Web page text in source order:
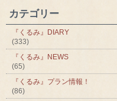
カテゴリー
『くるみ』DIARY
(333)
『くるみ』NEWS
(65)
『くるみ』プラン情報！
(86)